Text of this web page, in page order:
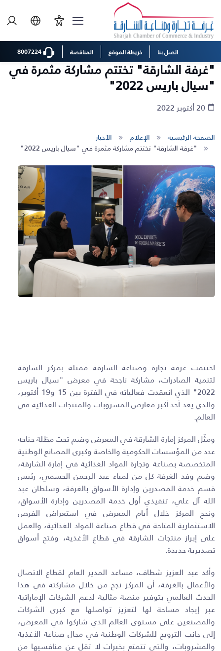
اتصل بنا خريطة الموقع المناقصة
"غرفة الشارقة" تختتم مشاركة مثمرة في
"سيال باريس 2022"
الصفحة الرئيسية الإعلام
الأخبار
"غرفة الشارقة" تختتم مشاركة مثمرة في "سيال باريس 2022"
اختتمت غرفة تجارة وصناعة الشارقة ممثلة بمركز الشارقة
لتنمية الصادرات، مشاركة ناجحة في معرض "سيال باريس
2022" الذي انعقدت فعالياته في الفترة بين 15 و19 أكتوبر،
والذي يعد أحد أكبر معارض المشروبات والمنتجات الغذائية في
العالم.
ومثّل المركز إمارة الشارقة في المعرض وضم تحت مظلة جناحه
عدد من المؤسسات الحكومية والخاصة وكبرى المصانع الوطنية
المتخصصة بصناعة وتجارة المواد الغذائية في إمارة الشارقة،
وضم وفد الغرفة كل من لمياء عبد الرحمن الجسمي، رئيس
قسم خدمة المصدرين وإدارة الأسواق بالغرفة، وسلطان عبد
الله آل علي، تنفيذي أول خدمة المصدرين وإدارة الأسواق،
ونجح المركز خلال أيام المعرض في استعراض الفرص
الاستثمارية المتاحة في قطاع صناعة المواد الغذائية، والعمل
على إبراز منتجات الشارقة في قطاع الأغذية، وفتح أسواق
تصديرية جديدة.
وأكد عبد العزيز شطاف، مساعد المدير العام لقطاع الاتصال
والأعمال بالغرفة، أن المركز نجح من خلال مشاركته في هذا
الحدث العالمي بتوفير منصة مثالية لدعم الشركات الإماراتية
عبر إيجاد مساحة لها لتعزيز تواصلها مع كبرى الشركات
والمصنعين على مستوى العالم الذي شاركوا في المعرض،
إلى جانب الترويج للشركات الوطنية في مجال صناعة الأغذية
والمشروبات، والتي تتمتع بخبرات لا تقل عن منافسيها من